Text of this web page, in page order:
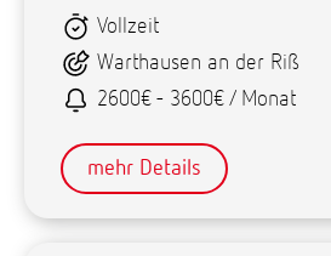
Vollzeit
Warthausen an der Riß
2600€ - 3600€ / Monat
mehr Details